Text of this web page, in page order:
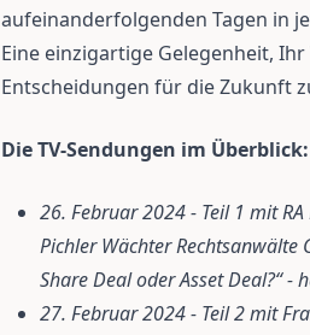
aufeinanderfolgenden Tagen in
Eine einzigartige Gelegenheit,
Entscheidungen für die Zukunft
Die TV-Sendungen im Überblick:
26. Februar 2024 - Teil 1 mit
Pichler Wächter Rechtsanwälte
Share Deal oder Asset Deal?“ -
27. Februar 2024 - Teil 2 mit